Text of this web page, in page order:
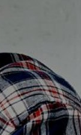
Våra varumärken